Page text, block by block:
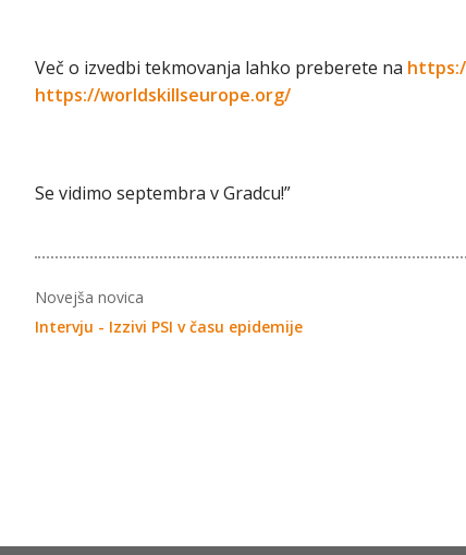
Več o izvedbi tekmovanja lahko preberete na
https://worldskillseurope.org/
Se vidimo septembra v Gradcu!”
Novejša novica
Intervju - Izzivi PSI v času epidemije